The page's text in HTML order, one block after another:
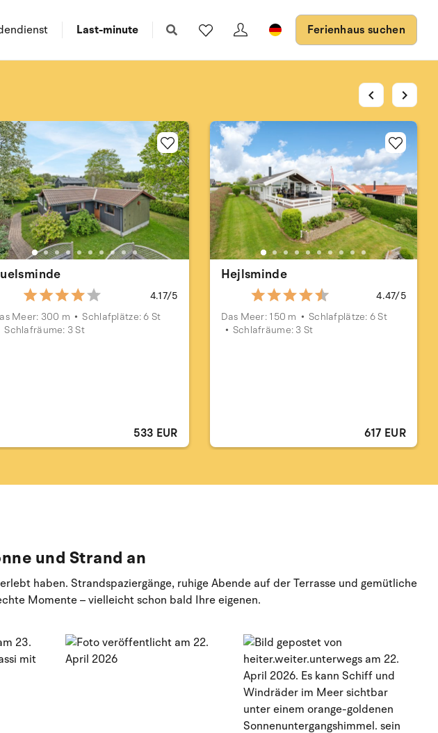
Last-minute Ferienhaus suchen
4.17/5
Meer: 300 m
Schlafplätze: 6 St
Schlafräume: 3 St
533 EUR
Hejlsminde
4.47/5
Das Meer: 150 m
Schlafplätze: 6 St
Schlafräume: 3 St
617 EUR
chevron_left chevron_right
und Strand an
haben. Strandspaziergänge, ruhige Abende auf der Terrasse und gemütliche
Momente – vielleicht schon bald Ihre eigenen.